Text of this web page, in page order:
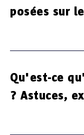
posées sur
Qu'est-ce
? Astuces,